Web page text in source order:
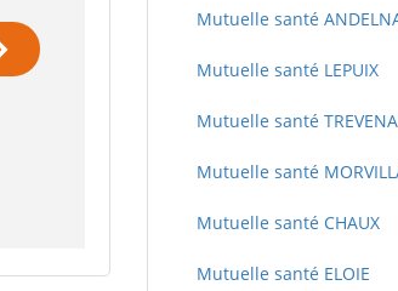
Mutuelle santé
Mutuelle santé LEPUIX
Mutuelle santé
Mutuelle santé
Mutuelle santé CHAUX
Mutuelle santé ELOIE